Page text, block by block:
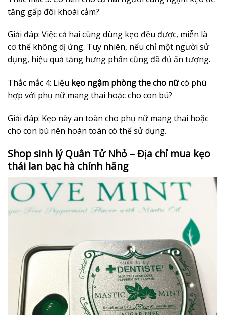
tăng gấp đôi khoái cảm?
Giải đáp: Việc cả hai cùng dùng kẹo đều được, miễn là
cơ thể không dị ứng. Tuy nhiên, nếu chỉ một người sử
dụng, hiệu quả tăng hưng phấn cũng đã đủ ấn tượng.
Thắc mắc 4: Liệu kẹo ngậm phòng the cho nữcó phù
hợp với phụ nữ mang thai hoặc cho con bú?
Giải đáp: Kẹo này an toàn cho phụ nữ mang thai hoặc
cho con bú nên hoàn toàn có thể sử dụng.
Shop sinh lý Quân Tử Nhỏ – Địa chỉ mua kẹo
thái lan bạc hà chính hãng